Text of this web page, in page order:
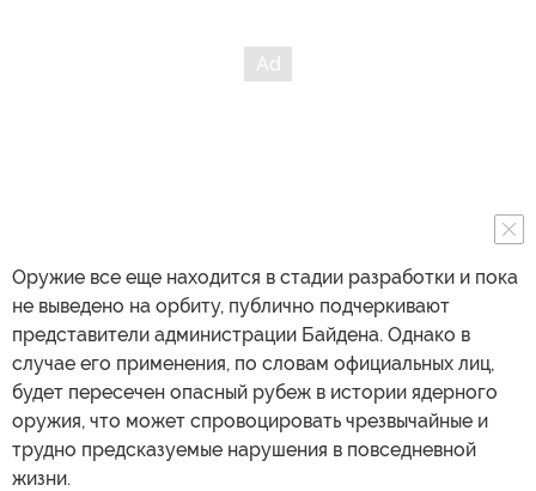
Оружие все еще находится в стадии разработки и пока
не выведено на орбиту, публично подчеркивают
представители администрации Байдена. Однако в
случае его применения, по словам официальных лиц,
будет пересечен опасный рубеж в истории ядерного
оружия, что может спровоцировать чрезвычайные и
трудно предсказуемые нарушения в повседневной
жизни.